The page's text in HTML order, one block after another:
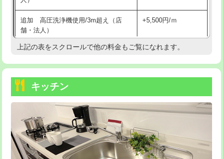
持込商品取付（浄水器・分岐水栓） 16,500円
持込商品取付（温水洗浄便座） 22,000円
持込商品取付（普通便座⇔温水洗浄便
22,000円
給水管工事※（ホール加工)
給水管工事※（バンド止め) 3,300円
給水管工事※（支持金具設置) 5,500円
給水管工事※（保温材使用（バンド止
5,500円
追加 高圧洗浄機使用/3m超え（店
舗・法人）
+5,500円/ｍ
高度高圧洗浄換 現地調査
トーラー機使用/3mまで
追加トーラー機使用/3m超え +3,300円
カメラ調査 33,000円
桝清掃 8,800円
上記の表をスクロールで他の料金もご覧になれます。
キッチン